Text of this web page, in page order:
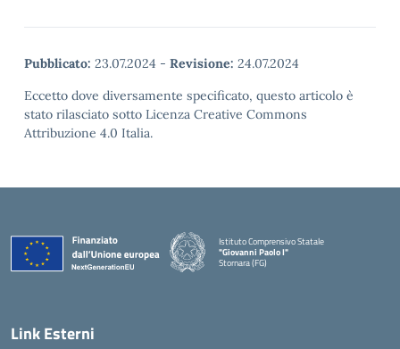
Pubblicato: 23.07.2024 - Revisione: 24.07.2024
Eccetto dove diversamente specificato, questo articolo è
stato rilasciato sotto Licenza Creative Commons
Attribuzione 4.0 Italia.
Istituto Comprensivo Statale
"Giovanni Paolo I"
Stornara (FG)
Link Esterni